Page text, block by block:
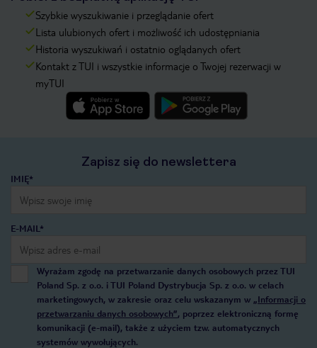
Szybkie wyszukiwanie i przeglądanie ofert
Lista ulubionych ofert i możliwość ich udostępniania
Historia wyszukiwań i ostatnio oglądanych ofert
Kontakt z TUI i wszystkie informacje o Twojej rezerwacji w
myTUI
Zapisz się do newslettera
IMIĘ*
E-MAIL*
Wyrażam zgodę na przetwarzanie danych osobowych przez TUI
Poland Sp. z o.o. i TUI Poland Dystrybucja Sp. z o.o. w celach
marketingowych, w zakresie oraz celu wskazanym w „Informacji o
przetwarzaniu danych osobowych”, poprzez elektroniczną formę
komunikacji (e-mail), także z użyciem tzw. automatycznych
systemów wywołujących.